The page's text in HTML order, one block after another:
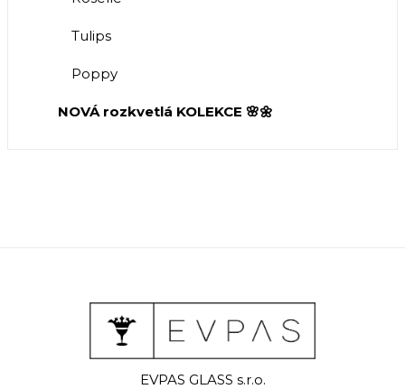
Tulips
Poppy
NOVÁ rozkvetlá KOLEKCE 🌸🌼
EVPAS GLASS s.r.o.